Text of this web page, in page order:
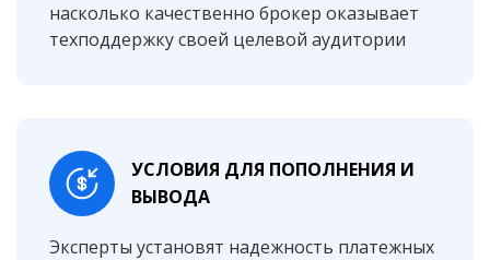
насколько качественно брокер оказывает
техподдержку своей целевой аудитории
УСЛОВИЯ ДЛЯ ПОПОЛНЕНИЯ И
ВЫВОДА
Эксперты установят надежность платежных